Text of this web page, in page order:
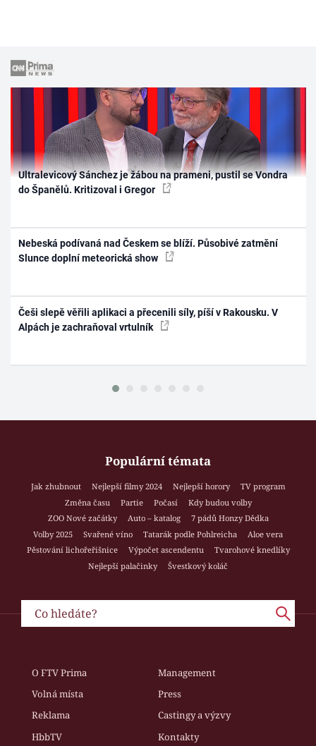
Ultralevicový Sánchez je žábou na prameni, pustil se Vondra
do Španělů. Kritizoval i Gregor
Nebeská podívaná nad Českem se blíží. Působivé zatmění
Slunce doplní meteorická show
Češi slepě věřili aplikaci a přecenili síly, píší v Rakousku. V
Alpách je zachraňoval vrtulník
Populární témata
Jak zhubnout Nejlepší filmy 2024 Nejlepší horory
TV program
Změna času
Partie Počasí
Kdy budou volby
ZOO Nové začátky
Auto – katalog
7 pádů Honzy Dědka
Volby 2025
Svařené víno Tatarák podle Pohlreicha
Aloe vera
Pěstování lichořeřišnice
Výpočet ascendentu
Tvarohové knedlíky
Nejlepší palačinky
Švestkový koláč
O FTV Prima
Management
Volná místa
Press
Reklama
Castingy a výzvy
HbbTV
Kontakty